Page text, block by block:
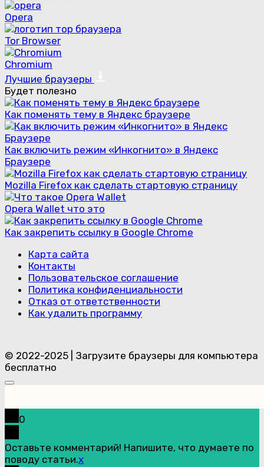
Opera
Tor Browser
Chromium
Лучшие браузеры
Будет полезно
Как поменять тему в Яндекс браузере
Как включить режим «Инкогнито» в Яндекс
Браузере
Mozilla Firefox как сделать стартовую страницу
Opera Wallet что это
Как закрепить ссылку в Google Chrome
Карта сайта
Контакты
Пользовательское соглашение
Политика конфиденциальности
Отказ от ответственности
Как удалить программу
© 2022-2025 | Загрузите браузеры для компьютера
бесплатно
0
Оставьте комментарий! Напишите, что думаете по
поводу статьи.x